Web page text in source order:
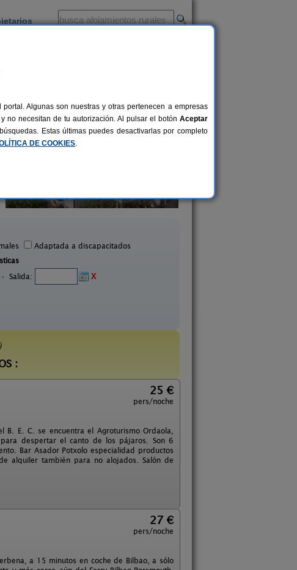
Adaptada a discapacitados
- Salida:
X
:
25 €
pers/noche
E. C. se encuentra el Agroturismo Ordaola,
despertar el canto de los pájaros. Son 6
Bar Asador Potxolo especialidad productos
alquiler también para no alojados. Salón de
27 €
pers/noche
a 15 minutos en coche de Bilbao, a sólo
Algunas son nuestras y otras pertenecen a empresas
no necesitan de tu autorización. Al pulsar el botón Aceptar
Estas últimas puedes desactivarlas por completo
DE COOKIES.